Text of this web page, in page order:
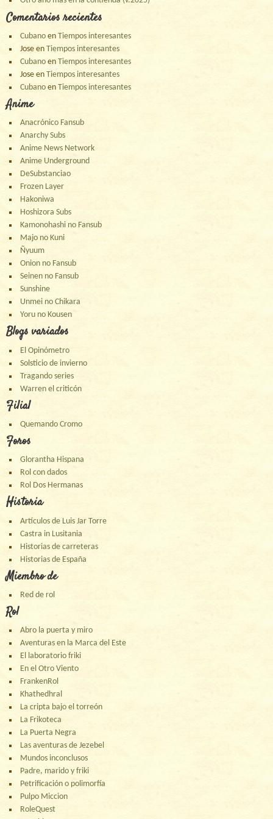
Comentarios recientes
Cubano enTiempos interesantes
Jose enTiempos interesantes
Cubano enTiempos interesantes
Jose enTiempos interesantes
Cubano enTiempos interesantes
Anime
Anacrónico Fansub
Anarchy Subs
Anime News Network
Anime Underground
DeSubstanciao
Frozen Layer
Hakoniwa
Hoshizora Subs
Kamonohashi no Fansub
Majo no Kuni
Ñyuum
Onion no Fansub
Seinen no Fansub
Sunshine
Unmei no Chikara
Yoru no Kousen
Blogs variados
El Opinómetro
Solsticio de invierno
Tragando series
Warren el criticón
Filial
Quemando Cromo
Foros
Glorantha Hispana
Rol con dados
Rol Dos Hermanas
Historia
Artículos de Luis Jar Torre
Castra in Lusitania
Historias de carreteras
Historias de España
Miembro de
Red de rol
Rol
Abro la puerta y miro
Aventuras en la Marca del Este
El laboratorio friki
En el Otro Viento
FrankenRol
Khathedhral
La cripta bajo el torreón
La Frikoteca
La Puerta Negra
Las aventuras de Jezebel
Mundos inconclusos
Padre, marido y friki
Petrificación o polimorfía
Pulpo Miccion
RoleQuest